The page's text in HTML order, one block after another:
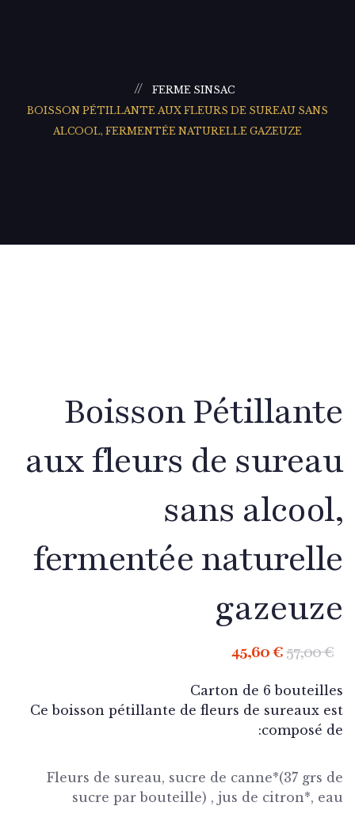
FERME SINSAC
BOISSON PÉTILLANTE AUX FLEURS DE SUREAU
ALCOOL, FERMENTÉE NATURELLE GAZEUZE
Boisson
aux fleurs de
sans
fermentée
57,00
45,60€
Carton de 6
Ce boisson pétillante de fleurs de sureaux
composé
Fleurs de sureau, sucre de canne*(37 grs
sucre par bouteille) , jus de citron*,